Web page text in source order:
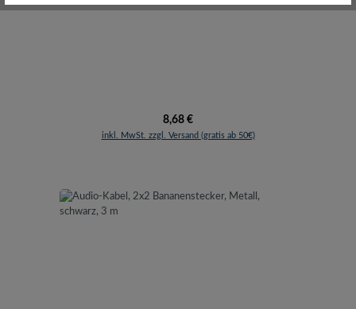
Regulärer Preis:
8,68 €
inkl. MwSt. zzgl. Versand (gratis ab 50€)